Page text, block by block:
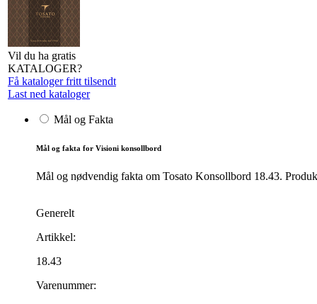
Vil du ha gratis
KATALOGER?
Få kataloger fritt tilsendt
Last ned kataloger
Mål og Fakta
Mål og fakta for Visioni konsollbord
Mål og nødvendig fakta om Tosato Konsollbord 18.43.
Generelt
Artikkel:
18.43
Varenummer: